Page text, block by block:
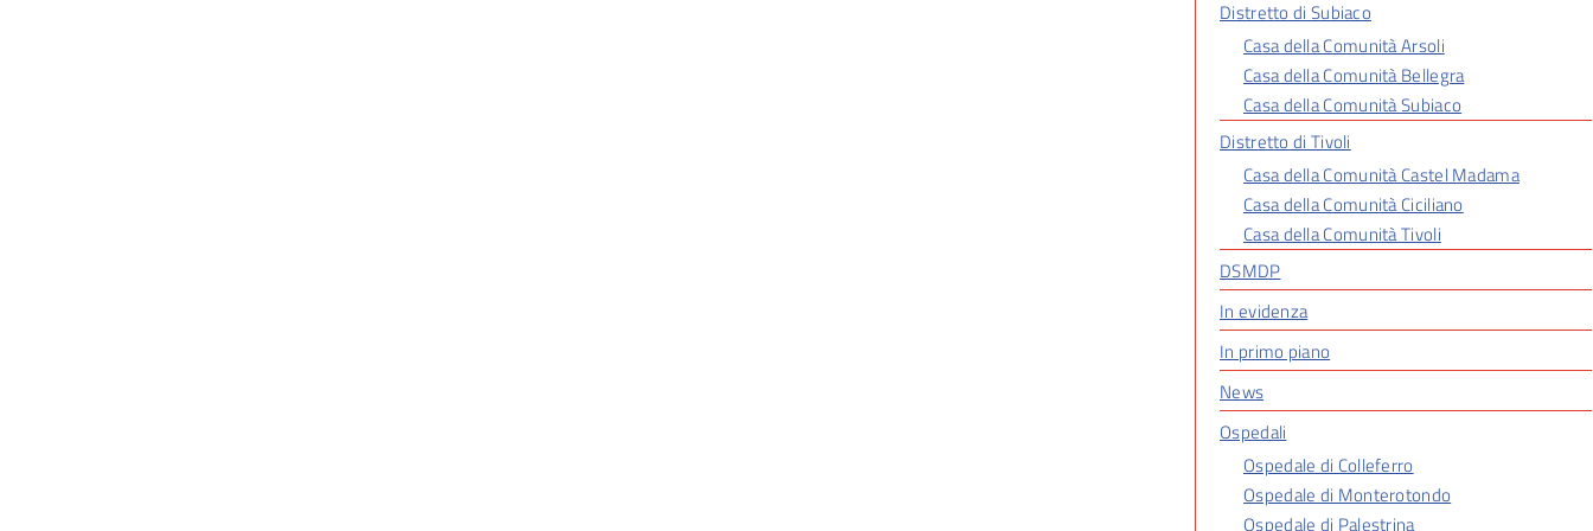
Distretto di Subiaco
Casa della Comunità Arsoli
Casa della Comunità Bellegra
Casa della Comunità Subiaco
Distretto di Tivoli
Casa della Comunità Castel Madama
Casa della Comunità Ciciliano
Casa della Comunità Tivoli
DSMDP
In evidenza
In primo piano
News
Ospedali
Ospedale di Colleferro
Ospedale di Monterotondo
Ospedale di Palestrina